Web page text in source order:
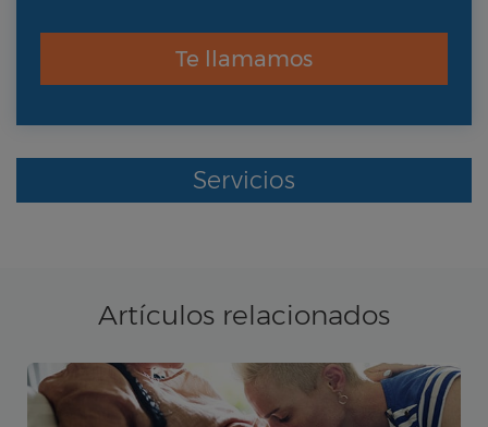
Te llamamos
Servicios
Artículos relacionados